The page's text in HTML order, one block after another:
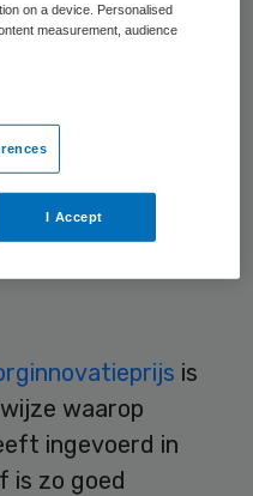
en levert
therapietrouw
procent toe bij
Daarnaast
is
waarop
ingevoerd in
is zo goed
on a device. Personalised
measurement, audience
I Accept